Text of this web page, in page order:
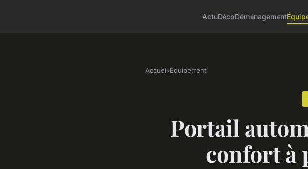
ActuDécoDéménagement
Accueil›Équipement
Portail
confort à